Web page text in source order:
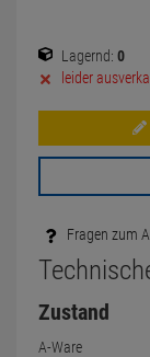
Lagernd: 0
leider
Fragen zum
Zustand
A-Ware